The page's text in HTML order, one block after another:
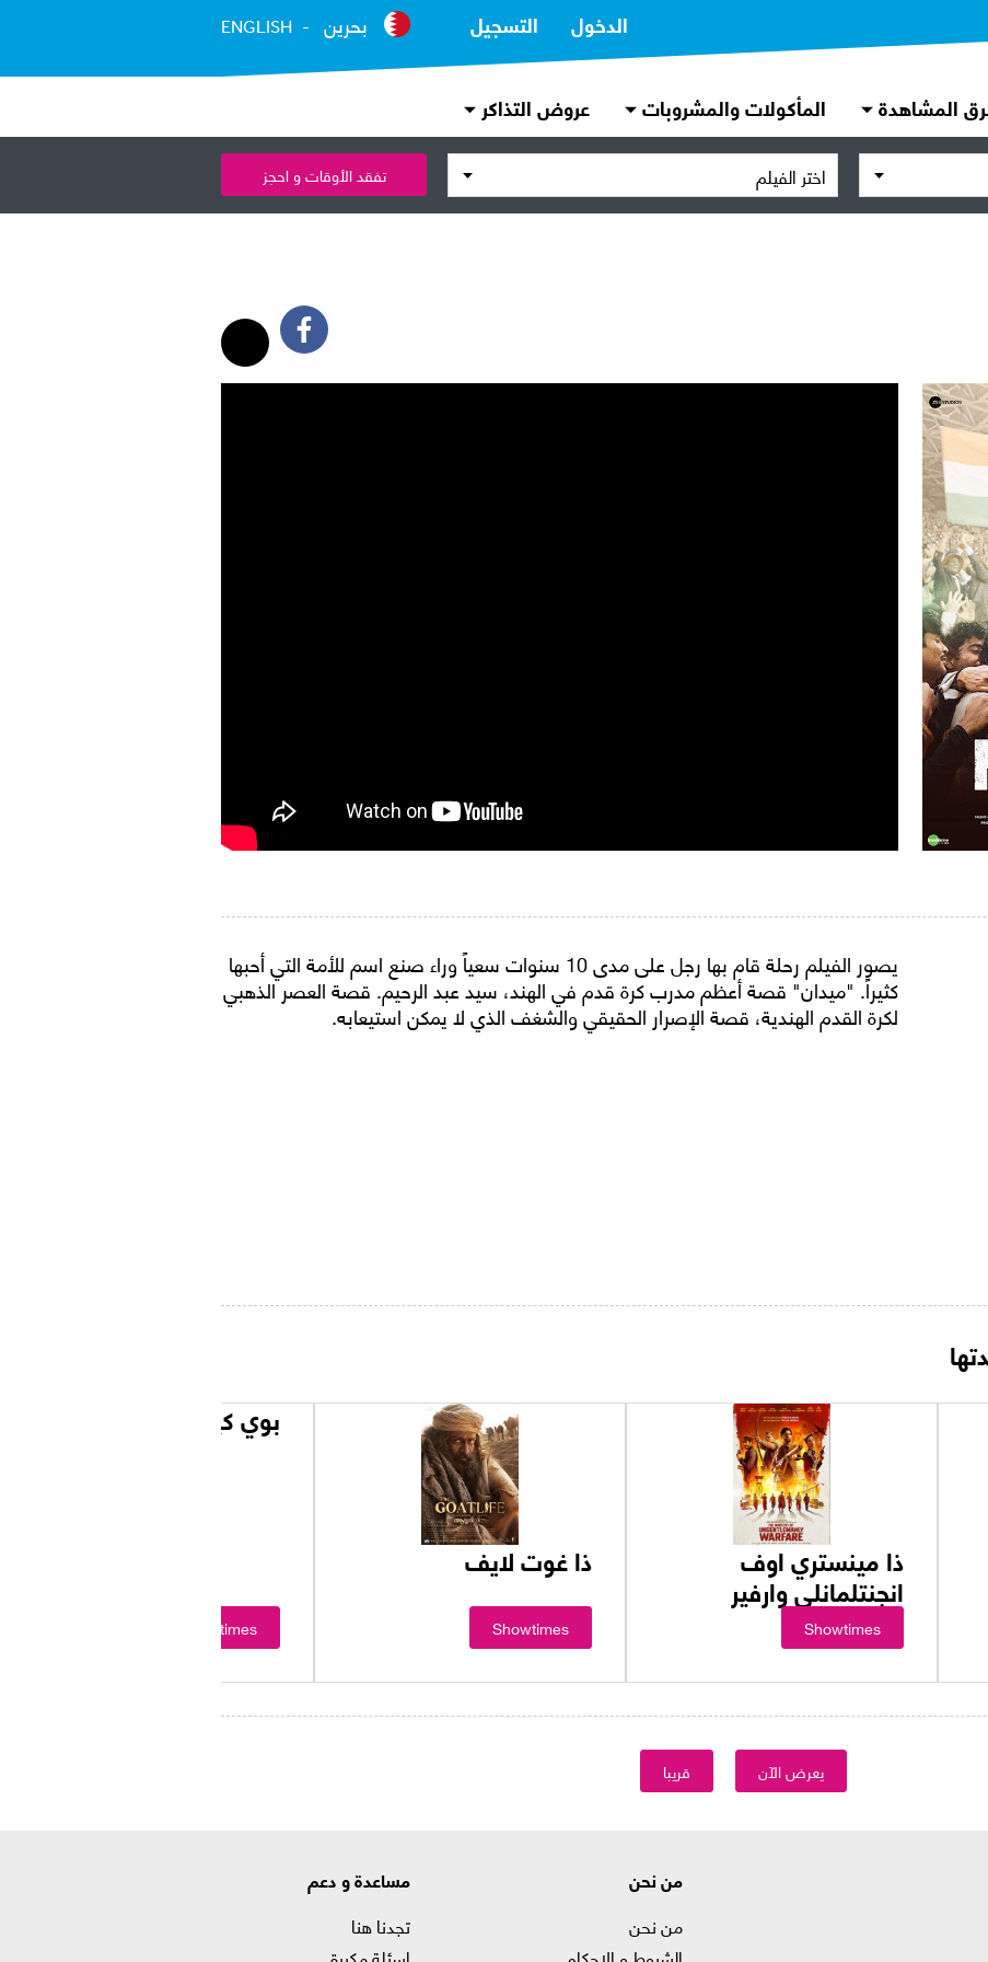
الدخول التسجيل بحرين ENGLISH
المشاهدة المأكولات والمشروبات عروض التذاكر
اختر الفيلم تفقد الأوقات و احجز
يصور الفيلم رحلة قام بها رجل على مدى 10 سنوات سعياً وراء صنع اسم للأمة التي أحبها
كثيراً. "ميدان" قصة أعظم مدرب كرة قدم في الهند، سيد عبد الرحيم. قصة العصر الذهبي
لكرة القدم الهندية، قصة الإصرار الحقيقي والشغف الذي لا يمكن استيعابه.
ذا مينستري اوف
انجنتلمانلي وارفير
Showtimes
ذا غوت لايف
Showtimes
بوي كيلز ورلد
Showtimes
يعرض الآن قريبا
من نحن
من نحن
مساعدة و دعم
تجدنا هنا